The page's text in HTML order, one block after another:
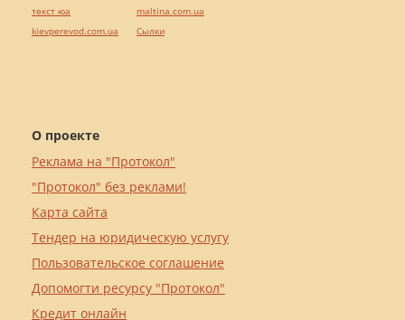
О проекте
Реклама на "Протокол"
"Протокол" без реклами!
Карта сайта
Тендер на юридическую услугу
Пользовательское соглашение
Допомогти ресурсу "Протокол"
Кредит онлайн
текст юа
kievperevod.com.ua
maltina.com.ua
Cылки